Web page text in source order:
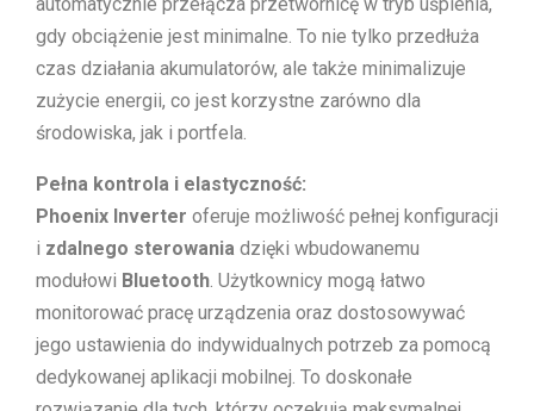
gdy obciążenie jest minimalne. To nie tylko przedłuża
czas działania akumulatorów, ale także minimalizuje
zużycie energii, co jest korzystne zarówno dla
środowiska, jak i portfela.
Pełna kontrola i elastyczność:
Phoenix Inverter oferuje możliwość pełnej konfiguracji
i zdalnego sterowania dzięki wbudowanemu
modułowi Bluetooth . Użytkownicy mogą łatwo
monitorować pracę urządzenia oraz dostosowywać
jego ustawienia do indywidualnych potrzeb za pomocą
dedykowanej aplikacji mobilnej. To doskonałe